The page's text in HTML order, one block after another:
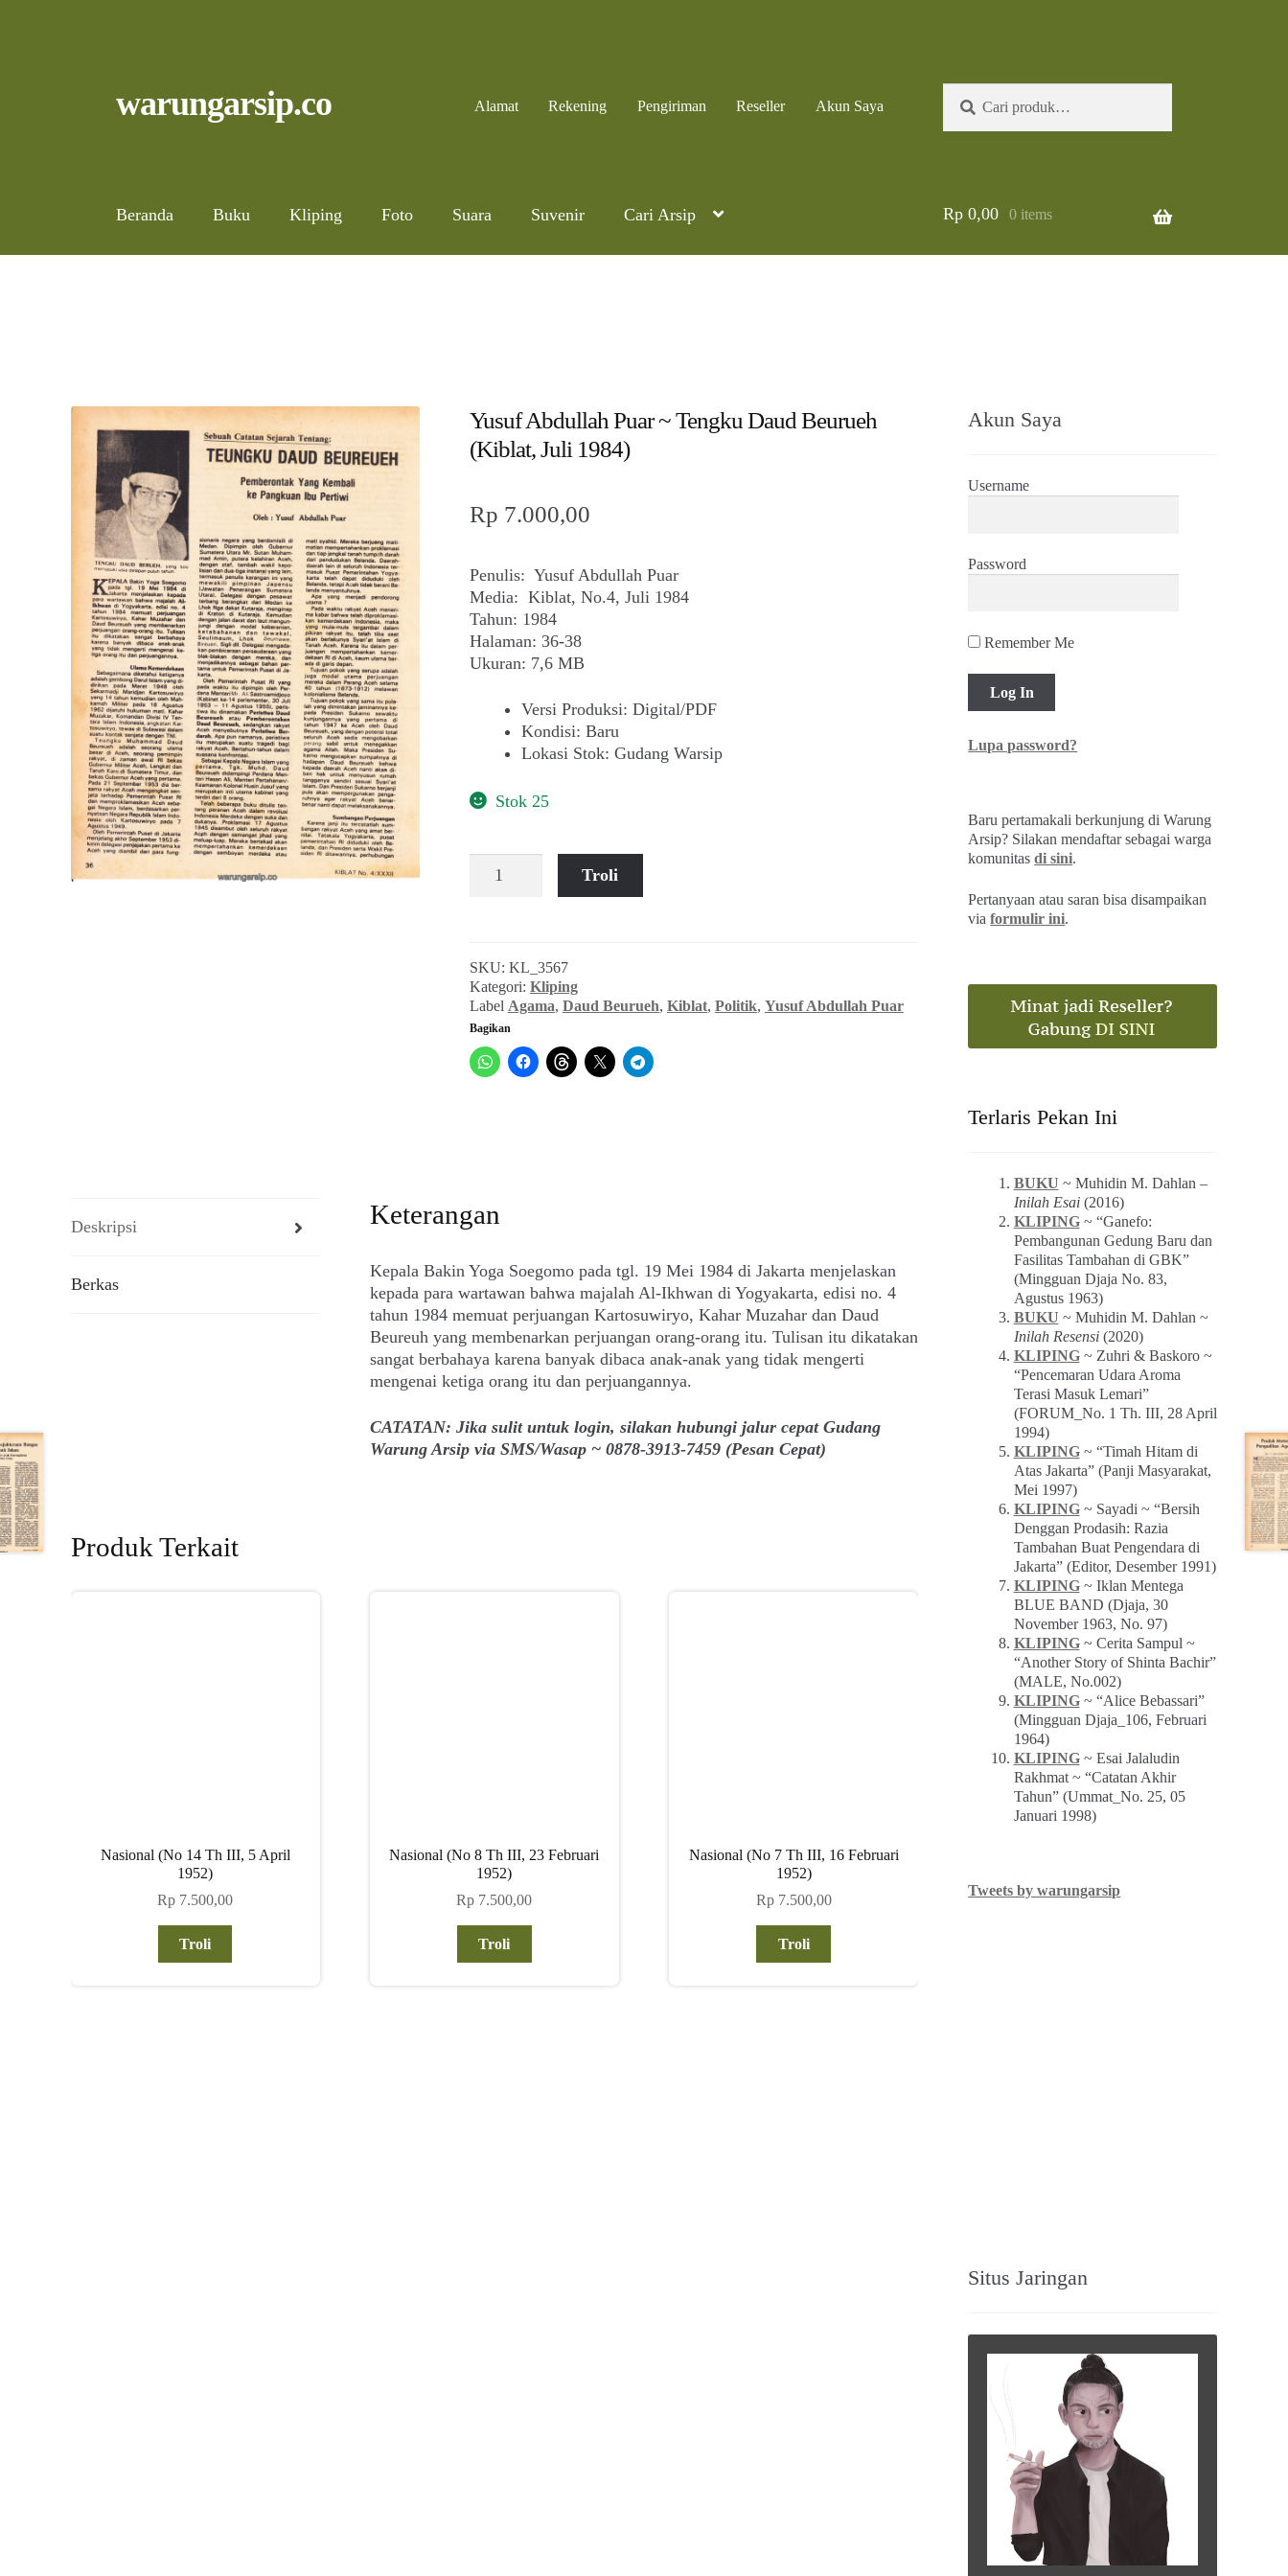
to
to
warungarsip.co Alamat Rekening Pengiriman Reseller Akun Saya
untuk:
Beranda Buku Kliping Foto Suara Suvenir Cari Arsip Rp0,00 0 items
Yusuf Abdullah Puar ~ Tengku Daud Beurueh
(Kiblat, Juli 1984)
Rp 7.000,00
Penulis: Yusuf Abdullah Puar
Media: Kiblat, No.4, Juli 1984
Tahun: 1984
Halaman: 36-38
Ukuran: 7,6 MB
Versi Produksi: Digital/PDF
Kondisi: Baru
Lokasi Stok: Gudang Warsip
Stok 25
Yusuf
Tengku
Daud
Beurueh
(Kiblat,
Juli
Troli
SKU: KL_3567
Kategori: Kliping
Label Agama, Daud Beurueh, Kiblat, Politik, Yusuf Abdullah Puar
Bagikan
Deskripsi
Berkas
Keterangan
Kepala Bakin Yoga Soegomo pada tgl. 19 Mei 1984 di Jakarta menjelaskan
kepada para wartawan bahwa majalah Al-Ikhwan di Yogyakarta, edisi no. 4
tahun 1984 memuat perjuangan Kartosuwiryo, Kahar Muzahar dan Daud
Beureuh yang membenarkan perjuangan orang-orang itu. Tulisan itu dikatakan
sangat berbahaya karena banyak dibaca anak-anak yang tidak mengerti
mengenai ketiga orang itu dan perjuangannya.
CATATAN: Jika sulit untuk login, silakan hubungi jalur cepat Gudang
Warung Arsip via SMS/Wasap ~ 0878-3913-7459 (Pesan Cepat)
Produk Terkait
Nasional (No 14 Th III, 5 April
1952)
Rp 7.500,00
Troli
Nasional (No 8 Th III, 23 Februari
1952)
Rp 7.500,00
Troli
Nasional (No 7 Th III, 16 Februari
1952)
Rp7.500,00
Troli
Akun Saya
Username
Password
Remember Me
Lupa password?
Baru pertamakali berkunjung di Warung
Arsip? Silakan mendaftar sebagai warga
komunitasdi sini.
Pertanyaan atau saran bisa disampaikan
viaformulir ini.
Terlaris Pekan Ini
BUKU ~ Muhidin M. Dahlan –
Inilah Esai(2016)
KLIPING~ “Ganefo:
Pembangunan Gedung Baru dan
Fasilitas Tambahan di GBK”
(Mingguan Djaja No. 83,
Agustus 1963)
BUKU ~ Muhidin M. Dahlan ~
Inilah Resensi(2020)
KLIPING~ Zuhri & Baskoro ~
“Pencemaran Udara Aroma
Terasi Masuk Lemari”
(FORUM_No. 1 Th. III, 28 April
1994)
KLIPING~ “Timah Hitam di
Atas Jakarta” (Panji Masyarakat,
Mei 1997)
KLIPING~ Sayadi ~ “Bersih
Denggan Prodasih: Razia
Tambahan Buat Pengendara di
Jakarta” (Editor, Desember 1991)
KLIPING~ Iklan Mentega
BLUE BAND (Djaja, 30
November 1963, No. 97)
KLIPING~ Cerita Sampul ~
“Another Story of Shinta Bachir”
(MALE, No.002)
KLIPING~ “Alice Bebassari”
(Mingguan Djaja_106, Februari
1964)
KLIPING~ Esai Jalaludin
Rakhmat ~ “Catatan Akhir
Tahun” (Ummat_No. 25, 05
Januari 1998)
Tweets by warungarsip
Situs Jaringan